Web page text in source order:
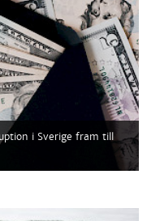
i Sverige fram till